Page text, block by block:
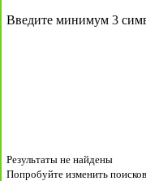
Введите минимум 3
Результаты не найдены
Попробуйте изменить